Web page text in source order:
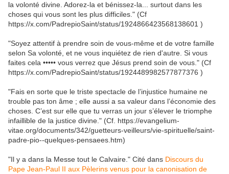
la volonté divine. Adorez-la et bénissez-la... surtout dans les
choses qui vous sont les plus difficiles." (Cf
https://x.com/PadrepioSaint/status/1924866423568138601 )
"Soyez attentif à prendre soin de vous-même et de votre famille
selon Sa volonté, et ne vous inquiétez de rien d'autre. Si vous
faites cela ••••• vous verrez que Jésus prend soin de vous." (Cf
https://x.com/PadrepioSaint/status/1924489982577877376 )
"Fais en sorte que le triste spectacle de l’injustice humaine ne
trouble pas ton âme ; elle aussi a sa valeur dans l’économie des
choses. C’est sur elle que tu verras un jour s’élever le triomphe
infaillible de la justice divine." (Cf. https://evangelium-
vitae.org/documents/342/guetteurs-veilleurs/vie-spirituelle/saint-
padre-pio--quelques-pensaees.htm)
"Il y a dans la Messe tout le Calvaire." Cité dans Discours du
Pape Jean-Paul II aux Pèlerins venus pour la canonisation de